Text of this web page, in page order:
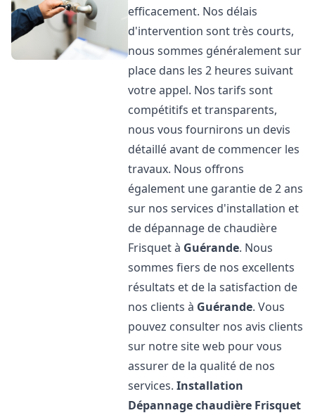
efficacement. Nos délais
d'intervention sont très courts,
nous sommes généralement sur
place dans les 2 heures suivant
votre appel. Nos tarifs sont
compétitifs et transparents,
nous vous fournirons un devis
détaillé avant de commencer les
travaux. Nous offrons
également une garantie de 2 ans
sur nos services d'installation et
de dépannage de chaudière
Frisquet à Guérande. Nous
sommes fiers de nos excellents
résultats et de la satisfaction de
nos clients à Guérande. Vous
pouvez consulter nos avis clients
sur notre site web pour vous
assurer de la qualité de nos
services.Installation
Dépannage chaudière Frisquet